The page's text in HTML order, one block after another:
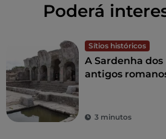
Poderá
Sítios históricos
A Sardenha dos
antigos
colónias
3 minutos